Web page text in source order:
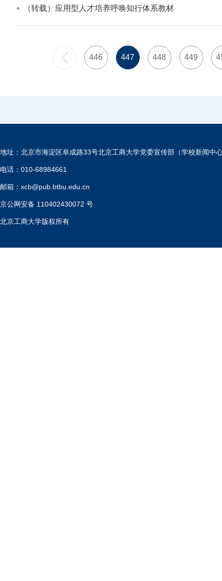
（转载）应用型人才培养呼唤知行体系教材​
446 447 448 449
地址：北京市海淀区阜成路33号北京工商大学党委宣传部（学校新闻中
电话：010-68984661
邮箱：xcb@pub.btbu.edu.cn
京公网安备 110402430072 号
北京工商大学版权所有